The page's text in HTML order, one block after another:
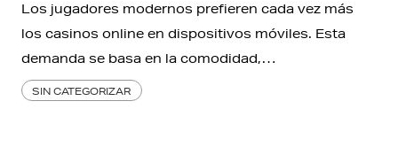
Los jugadores modernos prefieren cada vez más
los casinos online en dispositivos móviles. Esta
demanda se basa en la comodidad,…
SIN CATEGORIZAR